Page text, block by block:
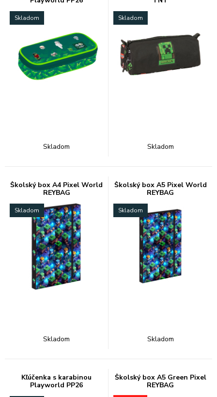
Skladom
Skladom
Skladom
Skladom
Školský box A4 Pixel World
REYBAG
Skladom
Skladom
Školský box A5 Pixel World
REYBAG
Skladom
Skladom
Kľúčenka s karabinou
Playworld PP26
Školský box A5 Green Pixel
REYBAG